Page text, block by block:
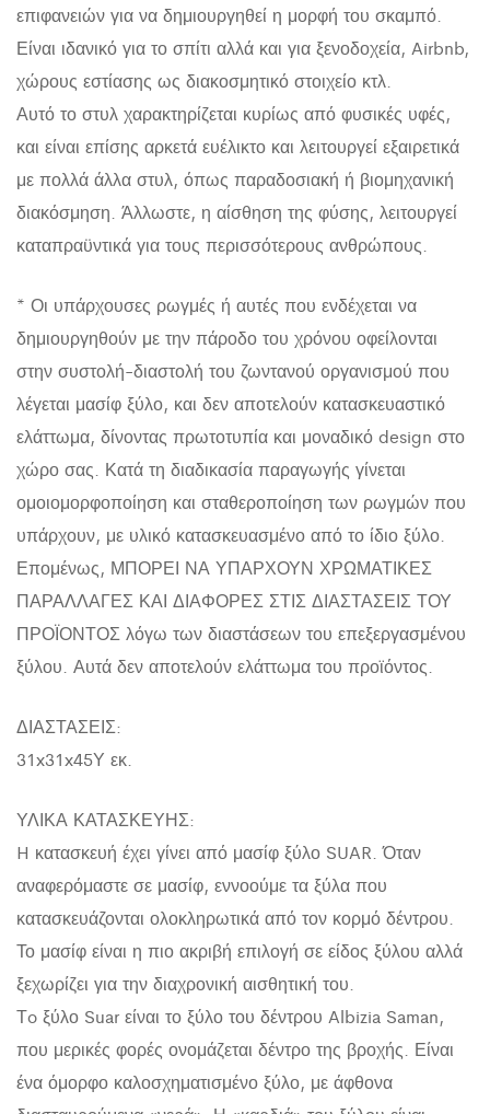
επιφανειών για να δημιουργηθεί η μορφή του σκαμπό.
Είναι ιδανικό για το σπίτι αλλά και για ξενοδοχεία, Airbnb,
χώρους εστίασης ως διακοσμητικό στοιχείο κτλ.
Αυτό το στυλ χαρακτηρίζεται κυρίως από φυσικές υφές,
και είναι επίσης αρκετά ευέλικτο και λειτουργεί εξαιρετικά
με πολλά άλλα στυλ, όπως παραδοσιακή ή βιομηχανική
διακόσμηση. Άλλωστε, η αίσθηση της φύσης, λειτουργεί
καταπραϋντικά για τους περισσότερους ανθρώπους.
* Οι υπάρχουσες ρωγμές ή αυτές που ενδέχεται να
δημιουργηθούν με την πάροδο του χρόνου οφείλονται
στην συστολή-διαστολή του ζωντανού οργανισμού που
λέγεται μασίφ ξύλο, και δεν αποτελούν κατασκευαστικό
ελάττωμα, δίνοντας πρωτοτυπία και μοναδικό design στο
χώρο σας. Κατά τη διαδικασία παραγωγής γίνεται
ομοιομορφοποίηση και σταθεροποίηση των ρωγμών που
υπάρχουν, με υλικό κατασκευασμένο από το ίδιο ξύλο.
Επομένως, ΜΠΟΡΕΙ ΝΑ ΥΠΑΡΧΟΥΝ ΧΡΩΜΑΤΙΚΕΣ
ΠΑΡΑΛΛΑΓΕΣ ΚΑΙ ΔΙΑΦΟΡΕΣ ΣΤΙΣ ΔΙΑΣΤΑΣΕΙΣ ΤΟΥ
ΠΡΟΪΟΝΤΟΣ λόγω των διαστάσεων του επεξεργασμένου
ξύλου. Αυτά δεν αποτελούν ελάττωμα του προϊόντος.
ΔΙΑΣΤΑΣΕΙΣ:
31x31x45Υ εκ.
ΥΛΙΚΑ ΚΑΤΑΣΚΕΥΗΣ:
H κατασκευή έχει γίνει από μασίφ ξύλο SUAR. Όταν
αναφερόμαστε σε μασίφ, εννοούμε τα ξύλα που
κατασκευάζονται ολοκληρωτικά από τον κορμό δέντρου.
Το μασίφ είναι η πιο ακριβή επιλογή σε είδος ξύλου αλλά
ξεχωρίζει για την διαχρονική αισθητική του.
Τo ξύλο Suar είναι το ξύλο του δέντρου Albizia Saman,
που μερικές φορές ονομάζεται δέντρο της βροχής. Είναι
ένα όμορφο καλοσχηματισμένο ξύλο, με άφθονα